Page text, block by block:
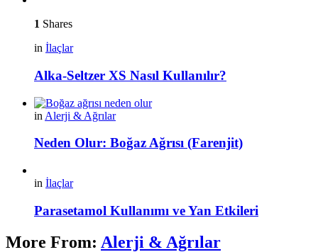
1 Shares
in İlaçlar
Alka-Seltzer XS Nasıl Kullanılır?
in Alerji & Ağrılar
Neden Olur: Boğaz Ağrısı (Farenjit)
in İlaçlar
Parasetamol Kullanımı ve Yan Etkileri
More From: Alerji & Ağrılar